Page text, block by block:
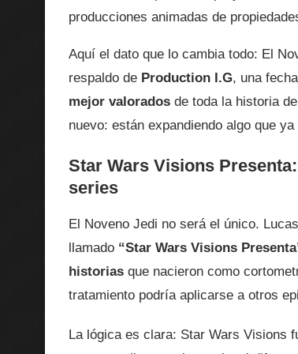
producciones animadas de
Aquí el dato que lo cambia todo: El
respaldo de Production I.G, una
mejor valorados de toda la historia
nuevo: están expandiendo algo que
Star Wars Visions
series
El Noveno Jedi no será el único.
llamado “Star Wars Visions
historias que nacieron como
tratamiento podría aplicarse a otros
La lógica es clara: Star Wars Visions